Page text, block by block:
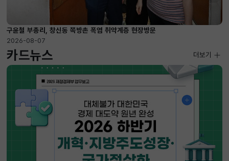
구윤철 부총리, 창신동 쪽방촌 폭염 취약계층 현장방문
2026-08-07
카드뉴스 더보기